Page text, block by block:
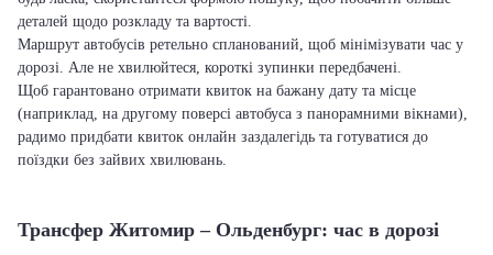
деталей щодо розкладу та вартості.
Маршрут автобусів ретельно спланований, щоб мінімізувати час у
дорозі. Але не хвилюйтеся, короткі зупинки передбачені.
Щоб гарантовано отримати квиток на бажану дату та місце
(наприклад, на другому поверсі автобуса з панорамними вікнами),
радимо придбати квиток онлайн заздалегідь та готуватися до
поїздки без зайвих хвилювань.
Трансфер Житомир – Ольденбург: час в дорозі